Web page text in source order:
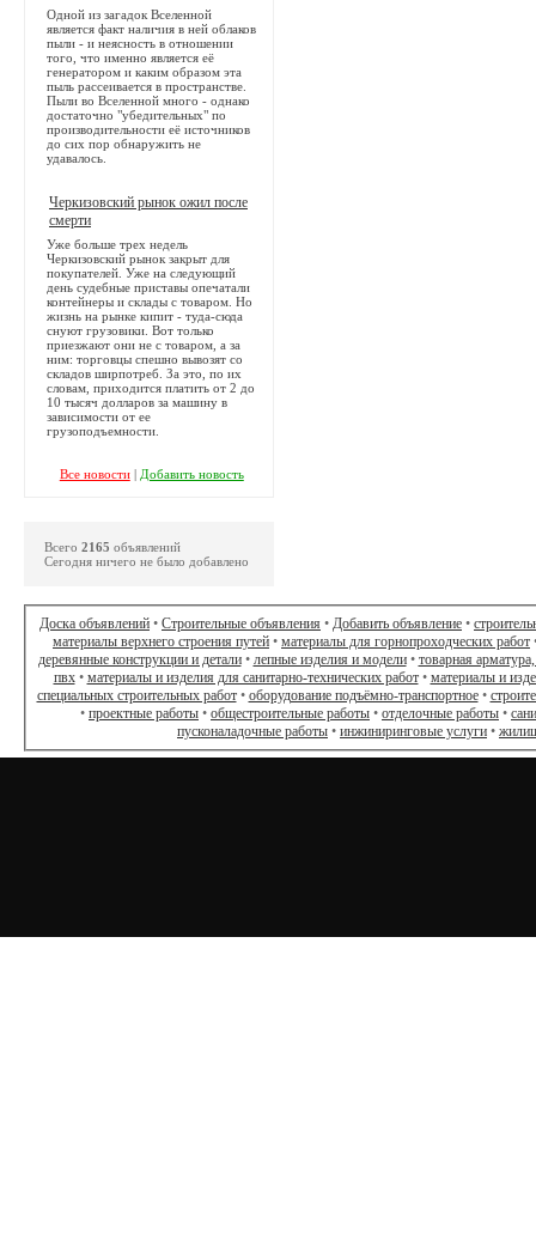
Одной из загадок Вселенной
является факт наличия в ней облаков
пыли - и неясность в отношении
того, что именно является её
генератором и каким образом эта
пыль рассеивается в пространстве.
Пыли во Вселенной много - однако
достаточно "убедительных" по
производительности её источников
до сих пор обнаружить не
удавалось.
Черкизовский рынок ожил после
смерти
Уже больше трех недель
Черкизовский рынок закрыт для
покупателей. Уже на следующий
день судебные приставы опечатали
контейнеры и склады с товаром. Но
жизнь на рынке кипит - туда-сюда
снуют грузовики. Вот только
приезжают они не с товаром, а за
ним: торговцы спешно вывозят со
складов ширпотреб. За это, по их
словам, приходится платить от 2 до
10 тысяч долларов за машину в
зависимости от ее
грузоподъемности.
Все новости| Добавить новость
Всего 2165 объявлений
Сегодня ничего не было добавлено
Доска объявлений • Строительные объявления • Добавить объявление •
материалы верхнего строения путей • материалы для горнопроходческих работ
деревянные конструкции и детали• лепные изделия и модели• товарная
пвх• материалы и изделия для санитарно-технических работ• материалы и
специальных строительных работ• оборудование подъёмно-транспортное•
• проектные работы • общестроительные работы • отделочные работы •
пусконаладочные работы • инжиниринговые услуги •